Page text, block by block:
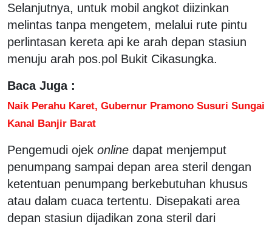
Selanjutnya, untuk mobil angkot diizinkan
melintas tanpa mengetem, melalui rute pintu
perlintasan kereta api ke arah depan stasiun
menuju arah pos.pol Bukit Cikasungka.
Baca Juga :
Naik Perahu Karet, Gubernur Pramono Susuri Sungai
Kanal Banjir Barat
Pengemudi ojek online dapat menjemput
penumpang sampai depan area steril dengan
ketentuan penumpang berkebutuhan khusus
atau dalam cuaca tertentu. Disepakati area
depan stasiun dijadikan zona steril dari